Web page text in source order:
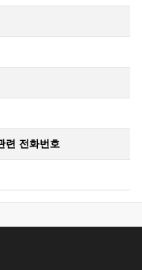
련 전화번호